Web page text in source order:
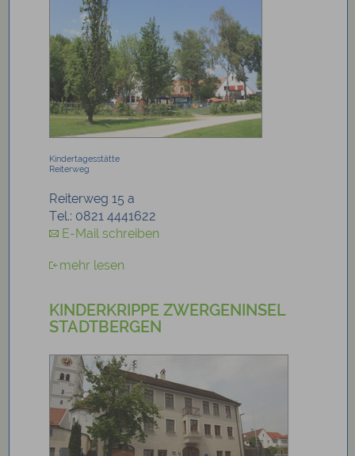
Kindertagesstätte
Reiterweg
Reiterweg 15 a
Tel.: 0821 4441622
E-Mail schreiben
mehr lesen
KINDERKRIPPE ZWERGENINSEL
STADTBERGEN